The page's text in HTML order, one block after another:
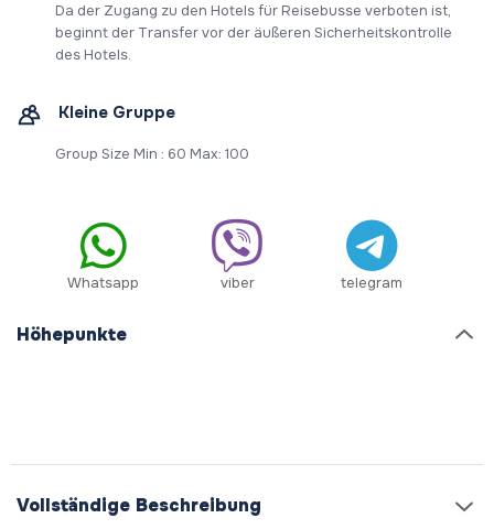
Da der Zugang zu den Hotels für Reisebusse verboten ist,
beginnt der Transfer vor der äußeren Sicherheitskontrolle
des Hotels.
Kleine Gruppe
Group Size Min : 60 Max: 100
Whatsapp viber telegram
Höhepunkte
Vollständige Beschreibung